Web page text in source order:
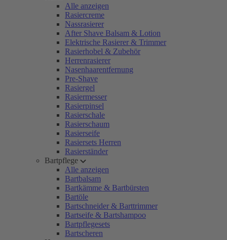
Alle anzeigen
Rasiercreme
Nassrasierer
After Shave Balsam & Lotion
Elektrische Rasierer & Trimmer
Rasierhobel & Zubehör
Herrenrasierer
Nasenhaarentfernung
Pre-Shave
Rasiergel
Rasiermesser
Rasierpinsel
Rasierschale
Rasierschaum
Rasierseife
Rasiersets Herren
Rasierständer
Bartpflege
Alle anzeigen
Bartbalsam
Bartkämme & Bartbürsten
Bartöle
Bartschneider & Barttrimmer
Bartseife & Bartshampoo
Bartpflegesets
Bartscheren